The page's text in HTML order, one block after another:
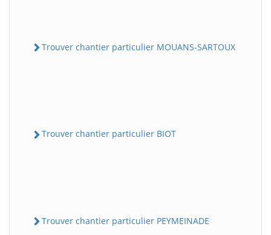
Trouver chantier particulier MOUANS-SARTOUX
Trouver chantier particulier BIOT
Trouver chantier particulier PEYMEINADE